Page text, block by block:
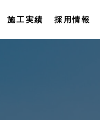
施工実績 採用情報